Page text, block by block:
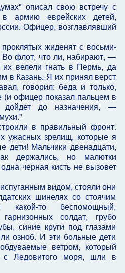
описал свою встречу с
армию еврейских детей,
Офицер, возглавлявший
жиденят с восьми-
Во флот, что ли, набирают, —
велели гнать в Пермь, да
в Казань. Я их принял верст
говорил: беда и только,
(и офицер показал пальцем в
до назначения, —
в правильный фронт.
ужасных зрелищ, которые я
Мальчики двенадцати,
держались, но малютки
черная кисть не вызовет
видом, стояли они
шинелях со стоячим
какой-то беспомощный,
солдат, грубо
синие круги под глазами
озноб. И эти больные дети
ветром, который
с Ледовитого моря, шли в